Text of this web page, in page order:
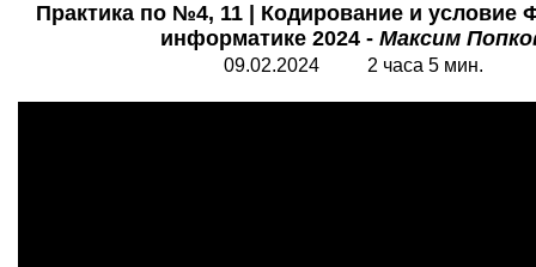
Практика по №4, 11 | Кодирование и условие
информатике 2024 - Максим
09.02.2024 2 часа 5 мин.